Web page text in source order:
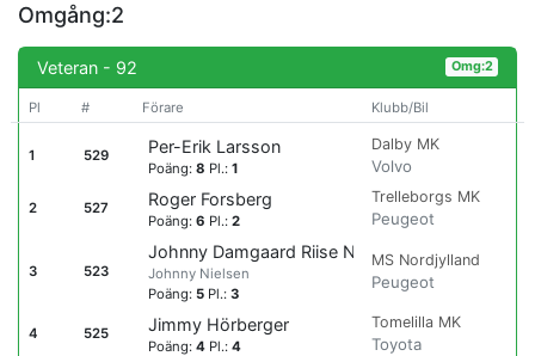
Omgång:2
Veteran - 92 Omg:2
Pl # Förare Klubb/Bil
1 529 Per-Erik Larsson
Poäng:8 Pl.:1
Dalby MK
Volvo
2 527 Roger Forsberg
Poäng:6 Pl.:2
Trelleborgs MK
Peugeot
3 523
Johnny Damgaard Riise Nielsen
Johnny Nielsen
Poäng: 5 Pl.:3
MS Nordjylland
Peugeot
4 525 Jimmy Hörberger
Poäng:4 Pl.:4
Tomelilla MK
Toyota